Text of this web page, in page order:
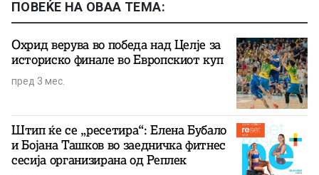
ПОВЕЌЕ НА ОВАА ТЕМА:
Охрид верува во победа над Целје за
историско финале во Европскиот куп
пред 3 мес.
Штип ќе се „ресетира“: Елена Бубало
и Бојана Ташков во заедничка фитнес
сесија организирана од Реплек